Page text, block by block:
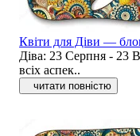
Квіти для Діви —
Діва: 23 Серпня - 23
всіх аспек..
читати повністю